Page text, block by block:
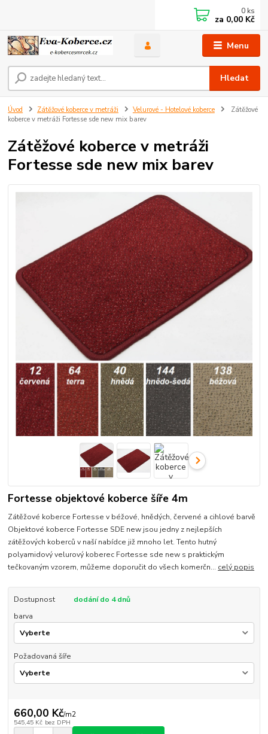
Menu
Hledat
0 ks
za 0,00 Kč
Úvod Zátěžové koberce v metráži Velurové - Hotelové koberce
Zátěžové
koberce v metráži Fortesse sde new mix barev
Zátěžové koberce v metráži
Fortesse sde new mix barev
Fortesse objektové koberce šíře 4m
Zátěžové koberce Fortesse v béžové, hnědých, červené a cihlové barvě
Objektové koberce Fortesse SDE new jsou jedny z nejlepších
zátěžových koberců v naší nabídce již mnoho let. Tento hutný
polyamidový velurový koberec Fortesse sde new s praktickým
tečkovaným vzorem, můžeme doporučit do všech komerčn... celý popis
Dostupnost
dodání do 4 dnů
barva
Požadovaná šíře
660,00 Kč/m2
545,45 Kč bez DPH